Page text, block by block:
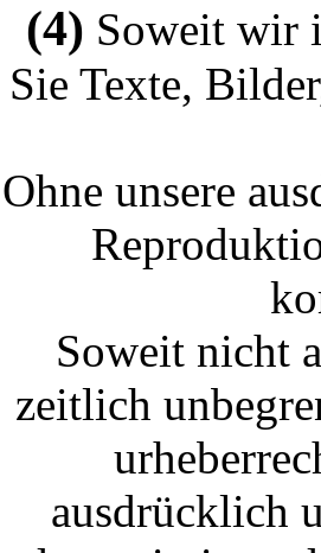
(4) Soweit wir
Sie Texte,
Ohne unsere
Soweit nicht
zeitlich
ausdrücklich